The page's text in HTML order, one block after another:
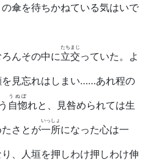
傘を待ちかねている気はいで
んその中に立交
たちまじ
っていた。よ
を見忘れはしまい……あれ程の
自惚
うぬぼ
れと、見咎められては生
さとが一所
いっしょ
になった心は一
、人垣を押しわけ押しわけ伸